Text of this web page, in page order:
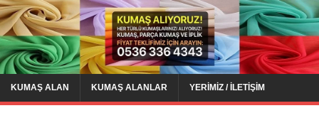
KUMAŞ ALAN KUMAŞ ALANLAR YERIMIZ / İLETIŞIM